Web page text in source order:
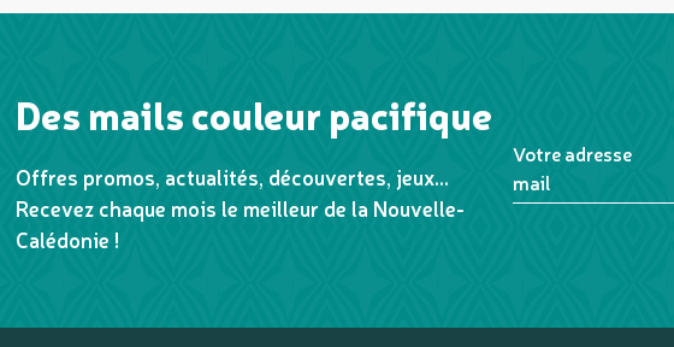
Des mails couleur pacifique
Offres promos, actualités, découvertes, jeux...
Recevez chaque mois le meilleur de la Nouvelle-
Calédonie !
Votre adresse
mail